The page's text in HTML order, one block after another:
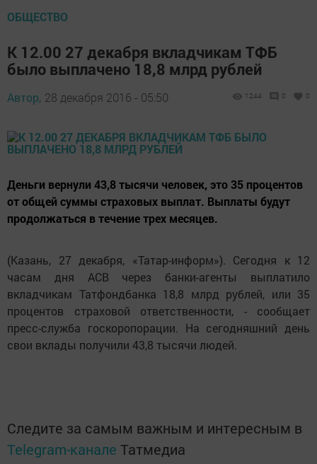
ОБЩЕСТВО
К 12.00 27 декабря вкладчикам ТФБ
было выплачено 18,8 млрд рублей
Автор, 28 декабря 2016 - 05:50 1244 0 0
Деньги вернули 43,8 тысячи человек, это 35 процентов
от общей суммы страховых выплат. Выплаты будут
продолжаться в течение трех месяцев.
(Казань, 27 декабря, «Татар-информ»). Сегодня к 12
часам дня АСВ через банки-агенты выплатило
вкладчикам Татфондбанка 18,8 млрд рублей, или 35
процентов страховой ответственности, - сообщает
пресс-служба госкоропорации. На сегодняшний день
свои вклады получили 43,8 тысячи людей.
Следите за самым важным и интересным в
Telegram-канале Татмедиа